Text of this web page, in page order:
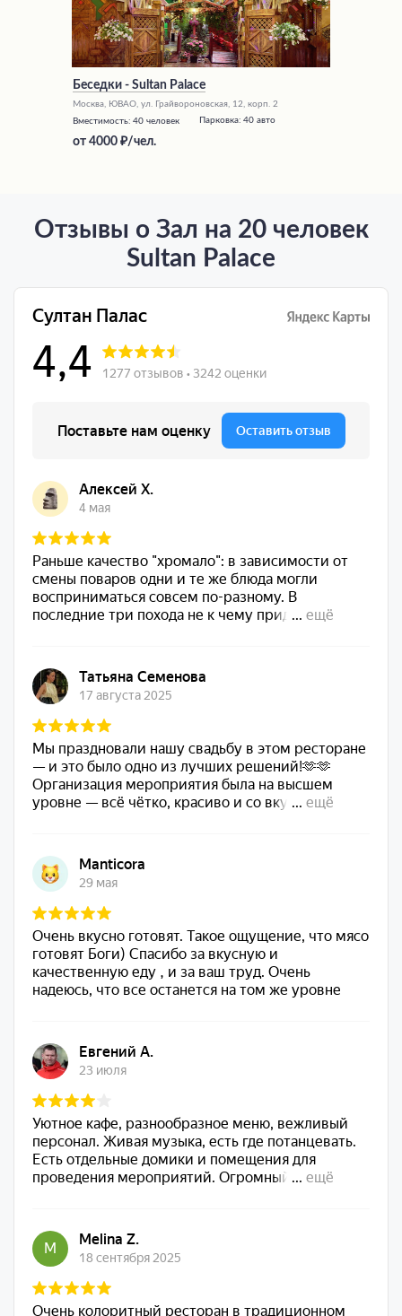
Беседки - Sultan Palace
Москва, ЮВАО, ул. Грайвороновская, 12, корп. 2
Вместимость: 40 человек Парковка: 40 авто
от 4000 /чел.
Отзывы о Зал на 20 человек
Sultan Palace